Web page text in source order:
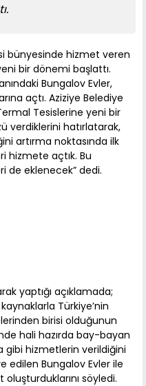
bünyesinde hizmet veren
bir dönemi başlattı.
Bungalov Evler,
açtı. Aziziye Belediye
Tesislerine yeni bir
verdiklerini hatırlatarak,
artırma noktasında ilk
hizmete açtık. Bu
de eklenecek” dedi.
yaptığı açıklamada;
Türkiye’nin
birisi olduğunun
hali hazırda bay-bayan
gibi hizmetlerin verildiğini
edilen Bungalov Evler ile
söyledi.